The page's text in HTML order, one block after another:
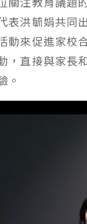
表洪毓娟共同
動來促進家校
，直接與家長
。